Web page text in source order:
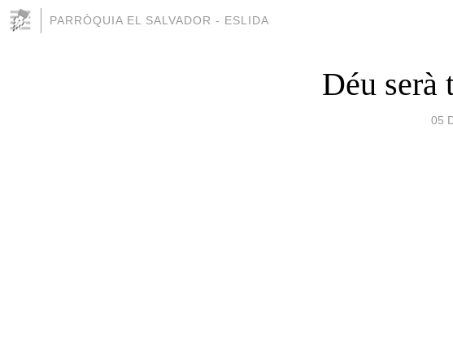
PARRÒQUIA EL SALVADOR - ESLIDA
Déu serà
05